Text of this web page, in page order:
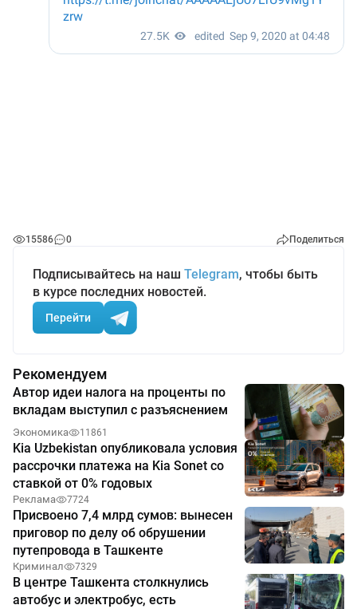
15586 0 Поделиться
Подписывайтесь на наш Telegram, чтобы быть
в курсе последних новостей.
Перейти
Рекомендуем
Автор идеи налога на проценты по
вкладам выступил с разъяснением
Экономика 11861
Kia Uzbekistan опубликовала условия
рассрочки платежа на Kia Sonet со
ставкой от 0% годовых
Реклама 7724
Присвоено 7,4 млрд сумов: вынесен
приговор по делу об обрушении
путепровода в Ташкенте
Криминал 7329
В центре Ташкента столкнулись
автобус и электробус, есть